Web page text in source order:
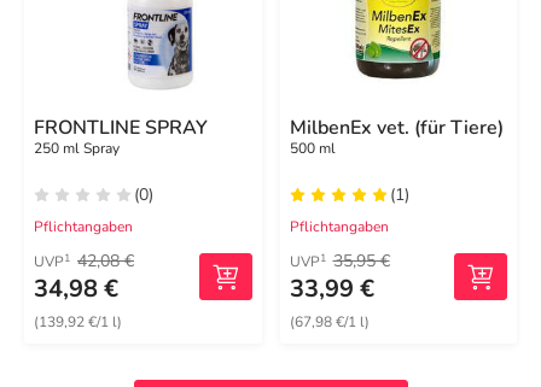
FRONTLINE SPRAY
250 ml Spray
(0)
Pflichtangaben
UVP1 42,08 €
34,98 €
(139,92 €/1 l)
MilbenEx vet. (für Tiere)
500 ml
(1)
Pflichtangaben
UVP1 35,95 €
33,99 €
(67,98 €/1 l)